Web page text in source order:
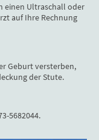
einen Ultraschall oder
auf Ihre Rechnung
Geburt versterben,
der Stute.
5682044.